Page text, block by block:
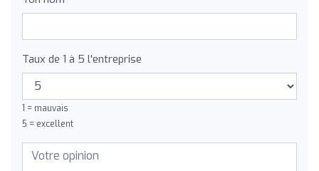
Taux de 1 à 5 l'entreprise
1 = mauvais
5 = excellent